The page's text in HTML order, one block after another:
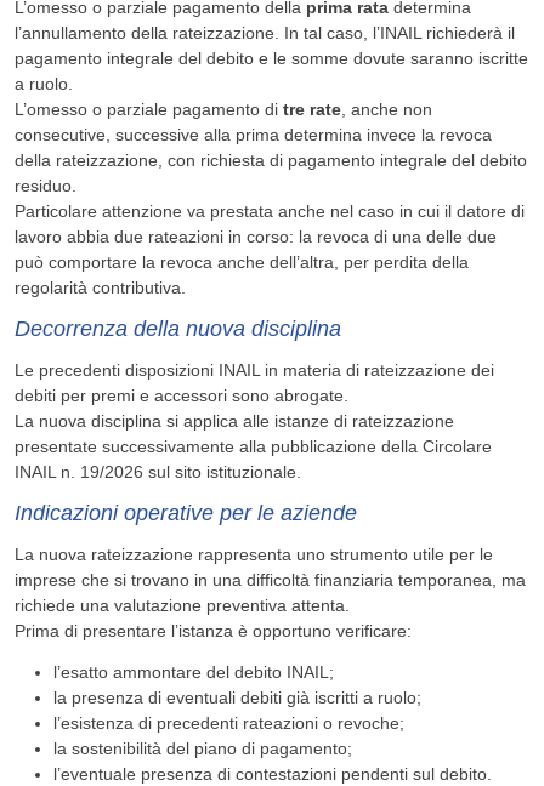
L’omesso o parziale pagamento della prima rata determina
l’annullamento della rateizzazione. In tal caso, l’INAIL richiederà il
pagamento integrale del debito e le somme dovute saranno iscritte
a ruolo.
L’omesso o parziale pagamento di tre rate, anche non
consecutive, successive alla prima determina invece la revoca
della rateizzazione, con richiesta di pagamento integrale del debito
residuo.
Particolare attenzione va prestata anche nel caso in cui il datore di
lavoro abbia due rateazioni in corso: la revoca di una delle due
può comportare la revoca anche dell’altra, per perdita della
regolarità contributiva.
Decorrenza della nuova disciplina
Le precedenti disposizioni INAIL in materia di rateizzazione dei
debiti per premi e accessori sono abrogate.
La nuova disciplina si applica alle istanze di rateizzazione
presentate successivamente alla pubblicazione della Circolare
INAIL n. 19/2026 sul sito istituzionale.
Indicazioni operative per le aziende
La nuova rateizzazione rappresenta uno strumento utile per le
imprese che si trovano in una difficoltà finanziaria temporanea, ma
richiede una valutazione preventiva attenta.
Prima di presentare l’istanza è opportuno verificare:
l’esatto ammontare del debito INAIL;
la presenza di eventuali debiti già iscritti a ruolo;
l’esistenza di precedenti rateazioni o revoche;
la sostenibilità del piano di pagamento;
l’eventuale presenza di contestazioni pendenti sul debito.